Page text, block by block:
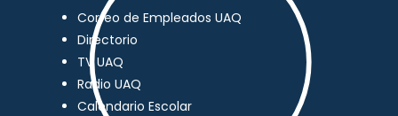
Correo de Empleados UAQ
Directorio
TV UAQ
Radio UAQ
Calendario Escolar